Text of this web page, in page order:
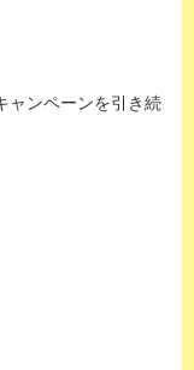
ャンペーンを引き続